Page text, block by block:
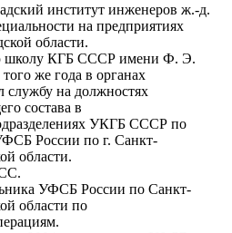
институт инженеров ж.-д.
на предприятиях
области.
школу КГБ СССР имени Ф. Э.
же года в органах
службу на должностях
состава в
УКГБ СССР по
России по г. Санкт-
области.
УФСБ России по Санкт-
области по